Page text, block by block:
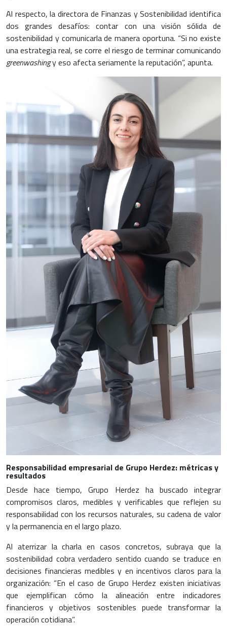
Al respecto, la directora de Finanzas y Sostenibilidad identifica
dos grandes desafíos: contar con una visión sólida de
sostenibilidad y comunicarla de manera oportuna. “Si no existe
una estrategia real, se corre el riesgo de terminar comunicando
greenwashingy eso afecta seriamente la reputación”, apunta.
Responsabilidad empresarial de Grupo Herdez: métricas y
resultados
Desde hace tiempo, Grupo Herdez ha buscado integrar
compromisos claros, medibles y verificables que reflejen su
responsabilidad con los recursos naturales, su cadena de valor
y la permanencia en el largo plazo.
Al aterrizar la charla en casos concretos, subraya que la
sostenibilidad cobra verdadero sentido cuando se traduce en
decisiones financieras medibles y en incentivos claros para la
organización: “En el caso de Grupo Herdez existen iniciativas
que ejemplifican cómo la alineación entre indicadores
financieros y objetivos sostenibles puede transformar la
operación cotidiana”.